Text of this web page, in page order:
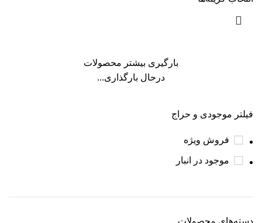
فیلتر موجودی و حراج
فروش ویژه
موجود در انبار
دسته‌های محصولات
بارگیری بیشتر محصولات
درحال بارگذاری...